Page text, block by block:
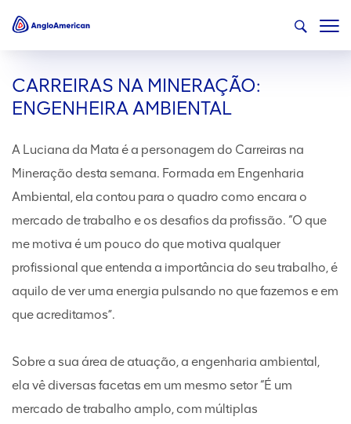
CARREIRAS NA MINERAÇÃO:
ENGENHEIRA AMBIENTAL
A Luciana da Mata é a personagem do Carreiras na
Mineração desta semana. Formada em Engenharia
Ambiental, ela contou para o quadro como encara o
mercado de trabalho e os desafios da profissão. “O que
me motiva é um pouco do que motiva qualquer
profissional que entenda a importância do seu trabalho, é
aquilo de ver uma energia pulsando no que fazemos e em
que acreditamos”.
Sobre a sua área de atuação, a engenharia ambiental,
ela vê diversas facetas em um mesmo setor “É um
mercado de trabalho amplo, com múltiplas